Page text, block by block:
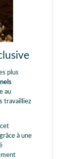
plus
au
travailliez
à une